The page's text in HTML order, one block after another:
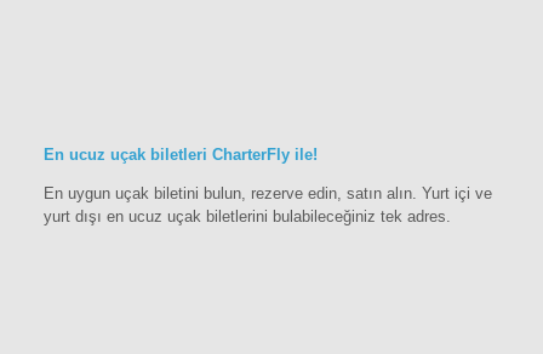
En ucuz uçak biletleri CharterFly ile!
En uygun uçak biletini bulun, rezerve edin, satın alın. Yurt içi ve
yurt dışı en ucuz uçak biletlerini bulabileceğiniz tek adres.